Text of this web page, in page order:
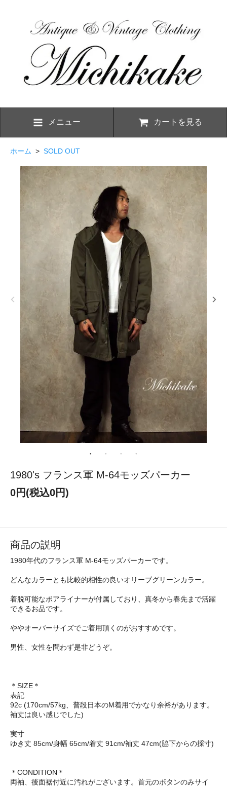
メニュー カートを見る
ホーム > SOLD OUT
1980's フランス軍 M-64モッズパーカー
0円(税込0円)
商品の説明
1980年代のフランス軍 M-64モッズパーカーです。
どんなカラーとも比較的相性の良いオリーブグリーンカラー。
着脱可能なボアライナーが付属しており、真冬から春先まで活躍
できるお品です。
ややオーバーサイズでご着用頂くのがおすすめです。
男性、女性を問わず是非どうぞ。
＊SIZE＊
表記
92c (170cm/57kg、普段日本のM着用でかなり余裕があります。
袖丈は良い感じでした)
実寸
ゆき丈 85cm/身幅 65cm/着丈 91cm/袖丈 47cm(脇下からの採寸)
＊CONDITION＊
両袖、後面裾付近に汚れがございます。首元のボタンのみサイ